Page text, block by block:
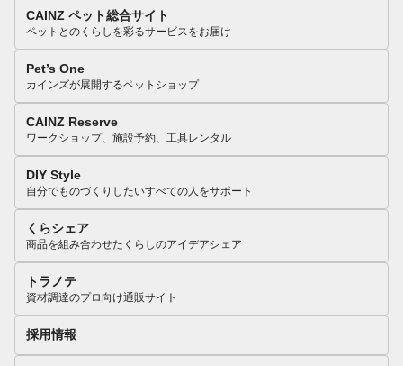
CAINZ ペット総合サイト
ペットとのくらしを彩るサービスをお届け
Pet’s One
カインズが展開するペットショップ
CAINZ Reserve
ワークショップ、施設予約、工具レンタル
DIY Style
自分でものづくりしたいすべての人をサポート
くらシェア
商品を組み合わせたくらしのアイデアシェア
トラノテ
資材調達のプロ向け通販サイト
採用情報